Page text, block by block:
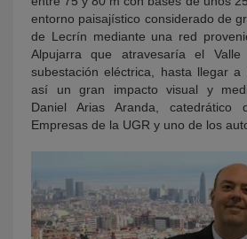
entorno paisajístico considerado de
de Lecrín mediante una red
Alpujarra que atravesaría el
subestación eléctrica, hasta llegar a
así un gran impacto visual y
Daniel Arias Aranda, catedrático
Empresas de la UGR y uno de los